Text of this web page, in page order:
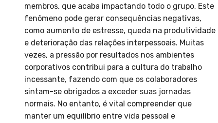
membros, que acaba impactando todo o grupo. Este
fenômeno pode gerar consequências negativas,
como aumento de estresse, queda na produtividade
e deterioração das relações interpessoais. Muitas
vezes, a pressão por resultados nos ambientes
corporativos contribui para a cultura do trabalho
incessante, fazendo com que os colaboradores
sintam-se obrigados a exceder suas jornadas
normais. No entanto, é vital compreender que
manter um equilíbrio entre vida pessoal e